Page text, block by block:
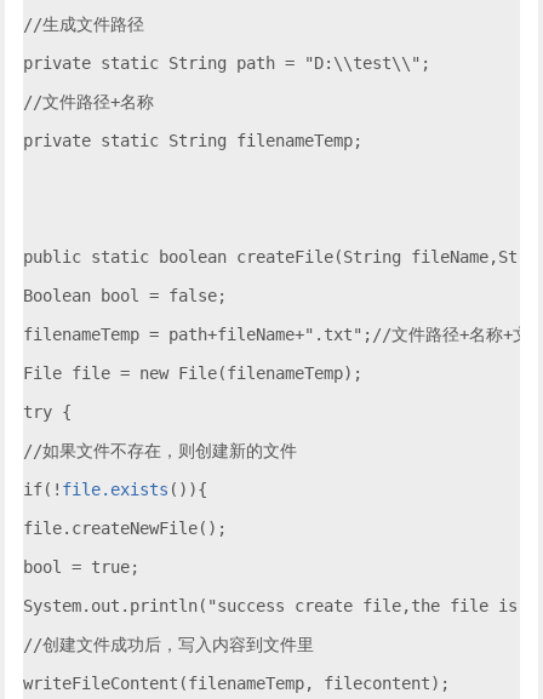
//生成文件路径
private static String path = "D:\\test\\";
//文件路径+名称
private static String filenameTemp;
public static boolean createFile(String
Boolean bool = false;
filenameTemp = path+fileName+".txt";//文件路径+名称+文
File file = new File(filenameTemp);
try {
//如果文件不存在，则创建新的文件
if(! file.exists ()){
file.createNewFile();
bool = true;
System.out.println("success create file,the file is
//创建文件成功后，写入内容到文件里
writeFileContent(filenameTemp, filecontent);